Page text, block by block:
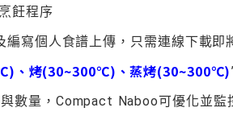
飪程序
編寫個人食譜上傳，只需連線下載即
、烤(30~300℃)、蒸烤(30~300℃)
數量，Compact Naboo可優化並